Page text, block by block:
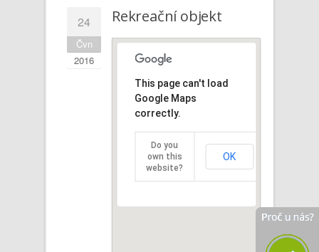
24
Čvn
2016
Rekreační objekt
This page can't load
Google Maps
correctly.
Do you
own this
website?
OK